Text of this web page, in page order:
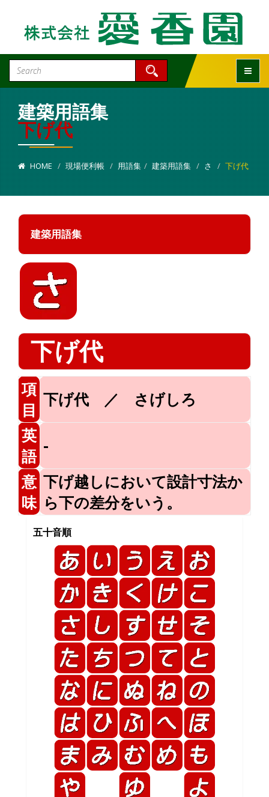
建築用語集
下げ代
HOME 現場便利帳 用語集 建築用語集 さ 下げ代
建築用語集
下げ代
項
目
下げ代 ／ さげしろ
英
語
-
意
味
下げ越しにおいて設計寸法か
ら下の差分をいう。
五十音順